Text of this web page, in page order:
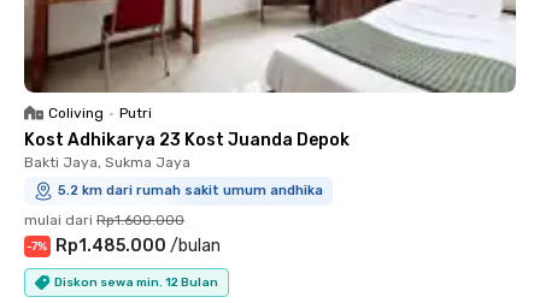
Coliving • Putri
Kost Adhikarya 23 Kost Juanda Depok
Bakti Jaya, Sukma Jaya
5.2 km dari rumah sakit umum andhika
mulai dari Rp1.600.000
-7% Rp1.485.000 /bulan
Diskon sewa min. 12 Bulan